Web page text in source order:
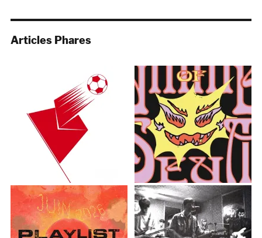
Articles Phares